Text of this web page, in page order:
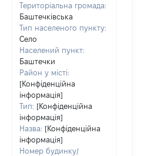
Територіальна громада:
Баштечківська
Тип населеного пункту:
Село
Населений пункт:
Баштечки
Район у місті:
[Конфіденційна
інформація]
Тип: [Конфіденційна
інформація]
Назва: [Конфіденційна
інформація]
Номер будинку/